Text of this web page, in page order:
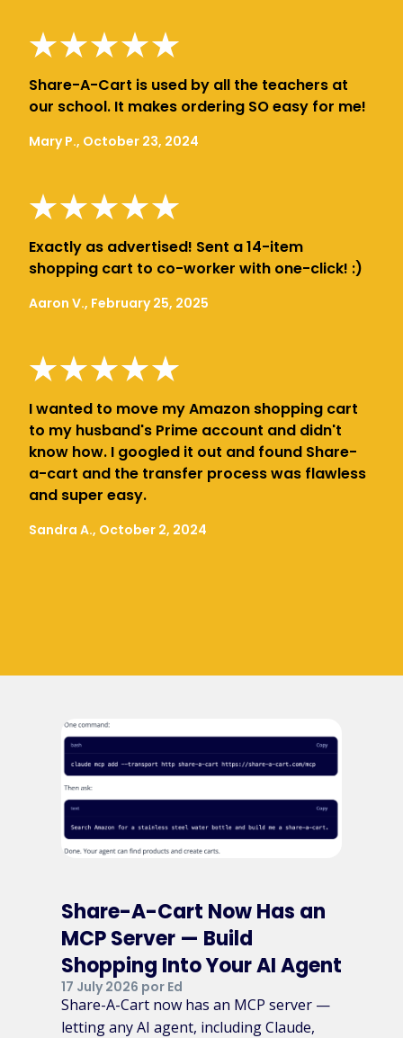
Share-A-Cart is used by all the teachers at
our school. It makes ordering SO easy for me!
Mary P., October 23, 2024
Exactly as advertised! Sent a 14-item
shopping cart to co-worker with one-click! :)
Aaron V., February 25, 2025
I wanted to move my Amazon shopping cart
to my husband's Prime account and didn't
know how. I googled it out and found Share-
a-cart and the transfer process was flawless
and super easy.
Sandra A., October 2, 2024
Share-A-Cart Now Has an
MCP Server — Build
Shopping Into Your AI Agent
17 July 2026 por Ed
Share-A-Cart now has an MCP server —
letting any AI agent, including Claude,